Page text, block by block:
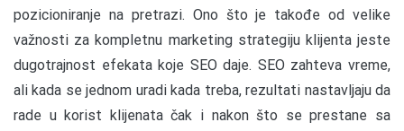
pozicioniranje na pretrazi. Ono što je takođe od velike
važnosti za kompletnu marketing strategiju klijenta jeste
dugotrajnost efekata koje SEO daje. SEO zahteva vreme,
ali kada se jednom uradi kada treba, rezultati nastavljaju da
rade u korist klijenata čak i nakon što se prestane sa